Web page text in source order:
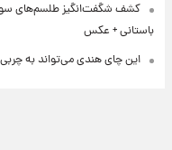
کشف شگفت‌انگیز طلسم‌های
باستانی + عکس
این چای هندی می‌تواند به